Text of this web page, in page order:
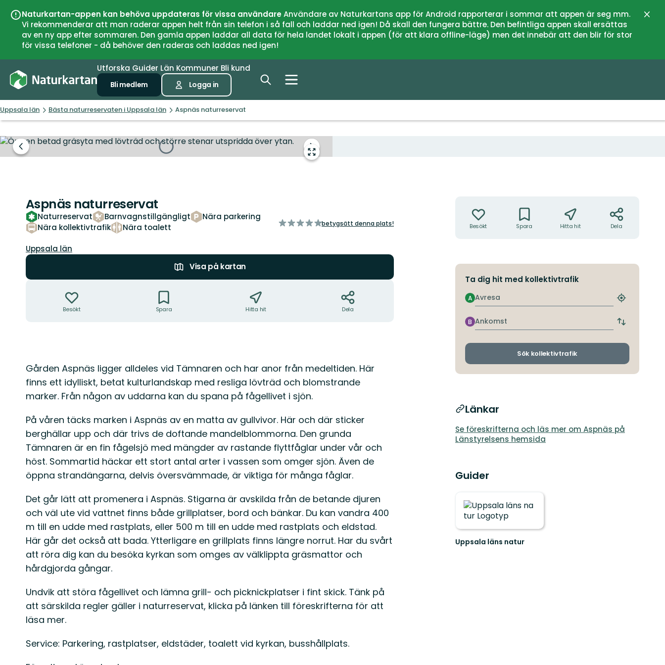
Naturkartan-appen kan behöva uppdateras för vissa användareAnvändare av Naturkartans app för Android rapporterar i sommar att appen är seg mm.
Vi rekommenderar att man raderar appen helt från sin telefon i så fall och laddar ned igen! Då skall den fungera bättre. Den befintliga appen skall ersättas
av en ny app efter sommaren. Den gamla appen laddar all data för hela landet lokalt i appen (för att klara offline-läge) men det innebär att den blir för stor
för vissa telefoner - då behöver den raderas och laddas ned igen!
Utforska Guider Län Kommuner Bli kund
Bli medlem Logga in
Uppsala län Bästa naturreservaten i Uppsala län Aspnäs naturreservat
Gå
till
Föregående
bild
Nästa
bildspel
Aspnäs naturreservat
Naturreservat Barnvagnstillgängligt
Nära parkering
Nära kollektivtrafik
Nära toalett
av
betygsätt denna plats!
Län:
Uppsala län
Visa på kartan
Besökt Spara Hitta hit Dela
Beskrivning
Gården Aspnäs ligger alldeles vid Tämnaren och har anor från medeltiden. Här
finns ett idylliskt, betat kulturlandskap med resliga lövträd och blomstrande
marker. Från någon av uddarna kan du spana på fågellivet i sjön.
På våren täcks marken i Aspnäs av en matta av gullvivor. Här och där sticker
berghällar upp och där trivs de doftande mandelblommorna. Den grunda
Tämnaren är en fin fågelsjö med mängder av rastande flyttfåglar under vår och
höst. Sommartid häckar ett stort antal arter i vassen som omger sjön. Även de
öppna strandängarna, delvis översvämmade, är viktiga för många fåglar.
Det går lätt att promenera i Aspnäs. Stigarna är avskilda från de betande djuren
och väl ute vid vattnet finns både grillplatser, bord och bänkar. Du kan vandra 400
m till en udde med rastplats, eller 500 m till en udde med rastplats och eldstad.
Här går det också att bada. Ytterligare en grillplats finns längre norrut. Har du svårt
att röra dig kan du besöka kyrkan som omges av välklippta gräsmattor och
hårdgjorda gångar.
Undvik att störa fågellivet och lämna grill- och picknickplatser i fint skick. Tänk på
att särskilda regler gäller i naturreservat, klicka på länken till föreskrifterna för att
läsa mer.
Service: Parkering, rastplatser, eldstäder, toalett vid kyrkan, busshållplats.
Besökt Spara Hitta hit Dela
Ta dig hit med kollektivtrafik
Avresa
A
Hitta
hållplats
Ankomst
B
Byt
och
Sök kollektivtrafik
Länkar
Se föreskrifterna och läs mer om Aspnäs på
Länstyrelsens hemsida
Guider
Uppsala läns natur